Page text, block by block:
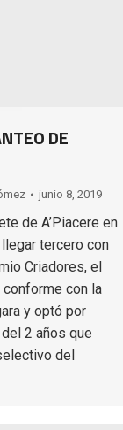
DE
junio 8, 2019
de A’Piacere en
tercero con
Criadores, el
con la
y optó por
2 años que
del